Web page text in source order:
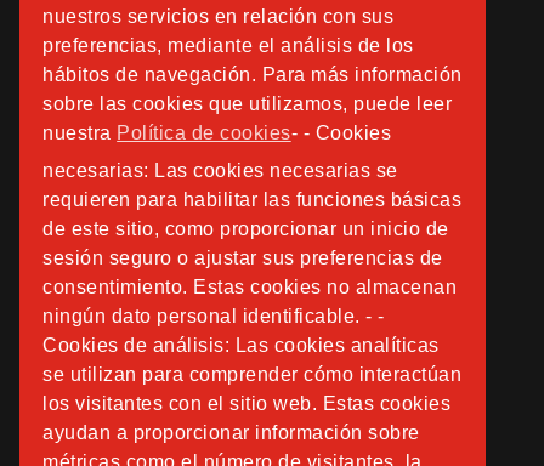
nuestros servicios en relación con sus
preferencias, mediante el análisis de los
hábitos de navegación. Para más información
sobre las cookies que utilizamos, puede leer
nuestra Política de cookies- - Cookies
necesarias: Las cookies necesarias se
requieren para habilitar las funciones básicas
de este sitio, como proporcionar un inicio de
sesión seguro o ajustar sus preferencias de
consentimiento. Estas cookies no almacenan
ningún dato personal identificable. - -
Cookies de análisis: Las cookies analíticas
se utilizan para comprender cómo interactúan
los visitantes con el sitio web. Estas cookies
ayudan a proporcionar información sobre
métricas como el número de visitantes, la